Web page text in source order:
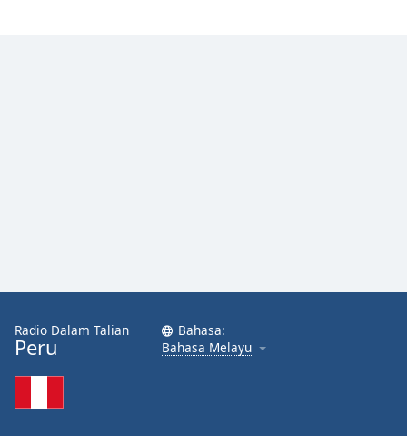
Radio Dalam Talian
Peru
Bahasa:
Bahasa Melayu